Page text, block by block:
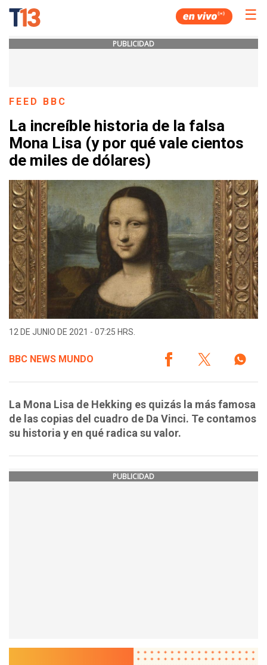
☰
PUBLICIDAD
FEED BBC
La increíble historia de la falsa
Mona Lisa (y por qué vale cientos
de miles de dólares)
12 DE JUNIO DE 2021 - 07:25 HRS.
BBC NEWS MUNDO
La Mona Lisa de Hekking es quizás la más famosa
de las copias del cuadro de Da Vinci. Te contamos
su historia y en qué radica su valor.
PUBLICIDAD